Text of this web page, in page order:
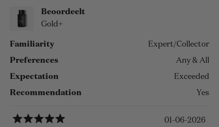
Beoordeelt
Gold+
Familiarity Expert/Collector
Preferences Any & All
Expectation Exceeded
Recommendation Yes
01-06-2026